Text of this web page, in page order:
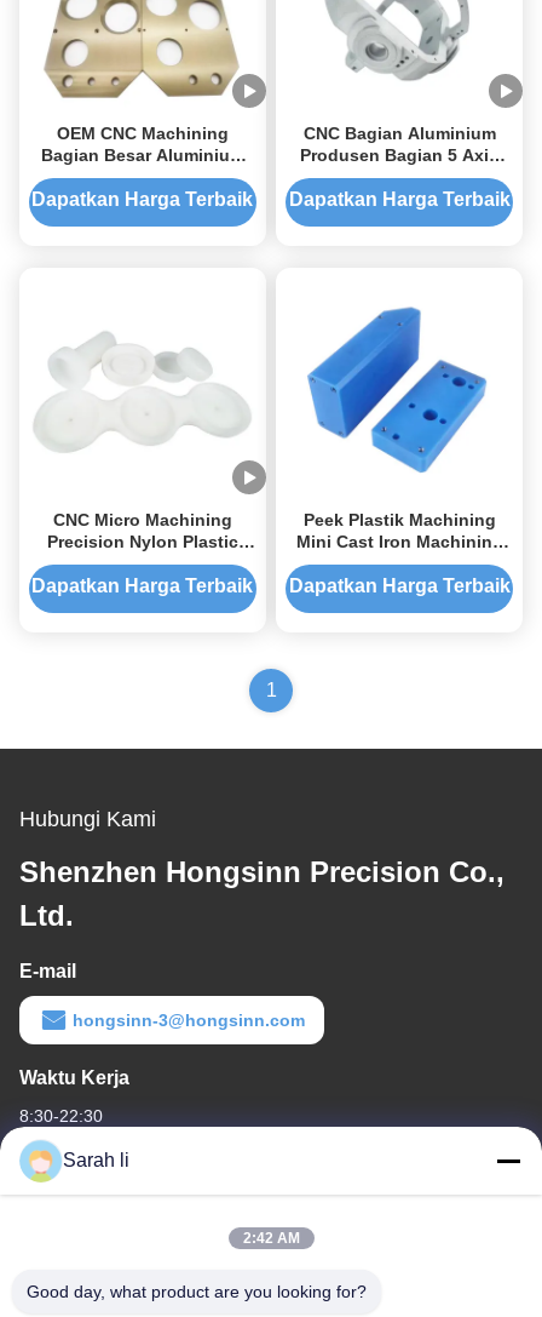
OEM CNC Machining
Bagian Besar Aluminium
CNC Machining Service
Dapatkan Harga Terbaik
CNC Bagian Aluminium
Produsen Bagian 5 Axis
CNC Machining Custom
Aluminium
Dapatkan Harga Terbaik
CNC Micro Machining
Precision Nylon Plastic
Mini Parts Machining
Dapatkan Harga Terbaik
Peek Plastik Machining
Mini Cast Iron Machining
Bagian logam kecil
Dapatkan Harga Terbaik
1
Hubungi Kami
Shenzhen Hongsinn Precision Co.,
Ltd.
E-mail
hongsinn-3@hongsinn.com
Waktu Kerja
8:30-22:30
Alamat Kami
Guangdong Shenzhen Baoan lantai 1 & 2, No. 3, Gangzai Street,
Sarah li
2:42 AM
Good day, what product are you looking for?